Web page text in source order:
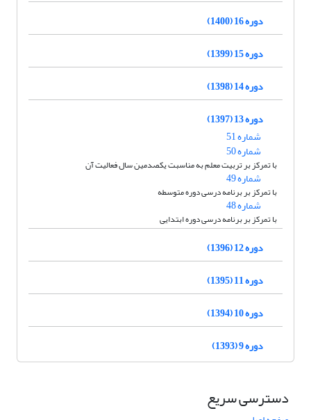
دوره 16 (1400)
دوره 15 (1399)
دوره 14 (1398)
دوره 13 (1397)
شماره 51
شماره 50
با تمرکز بر تربیت معلم به مناسبت یکصدمین سال فعالیت آن
شماره 49
با تمرکز بر برنامه درسی دوره متوسطه
شماره 48
با تمرکز بر برنامه درسی دوره ابتدایی
دوره 12 (1396)
دوره 11 (1395)
دوره 10 (1394)
دوره 9 (1393)
دسترسی سریع